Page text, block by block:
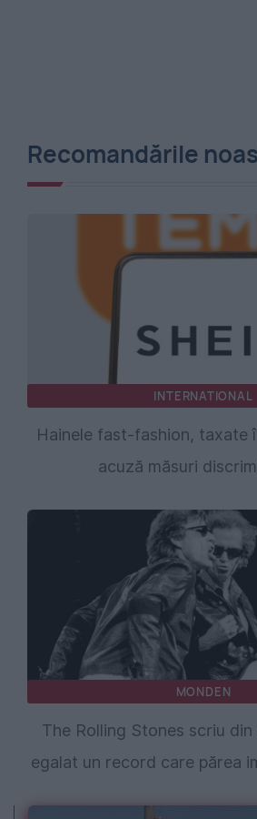
Recomandările
INTERNATIONAL
Hainele fast-fashion, taxate
acuză măsuri
MONDEN
The Rolling Stones scriu
egalat un record care părea